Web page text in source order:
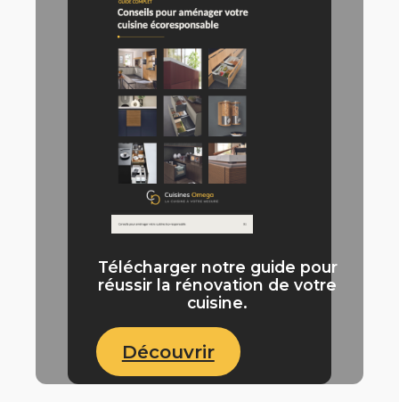
Télécharger notre guide pour
réussir la rénovation de votre
cuisine.
Découvrir